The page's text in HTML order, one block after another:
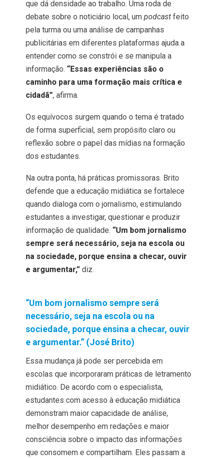
que dá densidade ao trabalho. Uma roda de
debate sobre o noticiário local, um podcastfeito
pela turma ou uma análise de campanhas
publicitárias em diferentes plataformas ajuda a
entender como se constrói e se manipula a
informação. “Essas experiências são o
caminho para uma formação mais crítica e
cidadã”, afirma.
Os equívocos surgem quando o tema é tratado
de forma superficial, sem propósito claro ou
reflexão sobre o papel das mídias na formação
dos estudantes.
Na outra ponta, há práticas promissoras. Brito
defende que a educação midiática se fortalece
quando dialoga com o jornalismo, estimulando
estudantes a investigar, questionar e produzir
informação de qualidade. “Um bom jornalismo
sempre será necessário, seja na escola ou
na sociedade, porque ensina a checar, ouvir
e argumentar,”diz.
“Um bom jornalismo sempre será
necessário, seja na escola ou na
sociedade, porque ensina a checar, ouvir
e argumentar.” (José Brito)
Essa mudança já pode ser percebida em
escolas que incorporaram práticas de letramento
midiático. De acordo com o especialista,
estudantes com acesso à educação midiática
demonstram maior capacidade de análise,
melhor desempenho em redações e maior
consciência sobre o impacto das informações
que consomem e compartilham. Eles passam a